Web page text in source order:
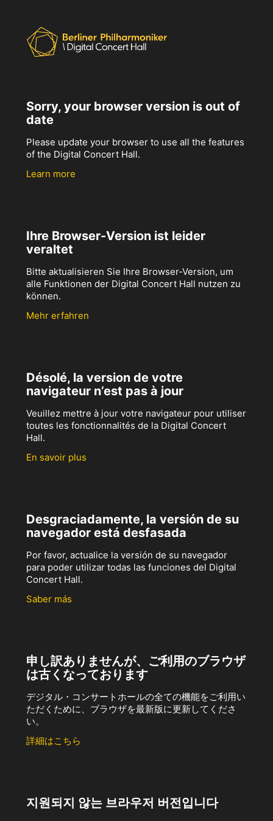
Sorry, your browser version is out of
date
Please update your browser to use all the features
of the Digital Concert Hall.
Learn more
Ihre Browser-Version ist leider
veraltet
Bitte aktualisieren Sie Ihre Browser-Version, um
alle Funktionen der Digital Concert Hall nutzen zu
können.
Mehr erfahren
Désolé, la version de votre
navigateur n’est pas à jour
Veuillez mettre à jour votre navigateur pour utiliser
toutes les fonctionnalités de la Digital Concert
Hall.
En savoir plus
Desgraciadamente, la versión de su
navegador está desfasada
Por favor, actualice la versión de su navegador
para poder utilizar todas las funciones del Digital
Concert Hall.
Saber más
申し訳ありませんが、ご利用のブラウザ
は古くなっております
デジタル・コンサートホールの全ての機能をご利用い
ただくために、ブラウザを最新版に更新してくださ
い。
詳細はこちら
지원되지 않는 브라우저 버전입니다